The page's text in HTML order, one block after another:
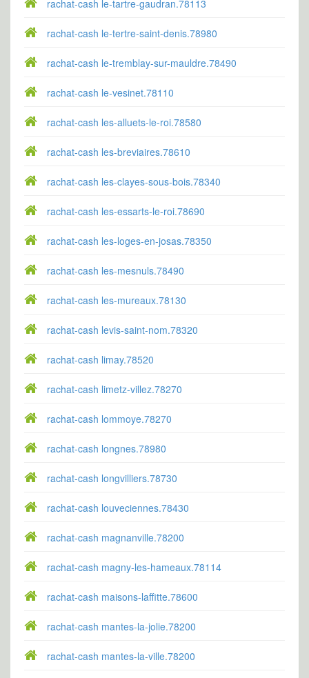
rachat-cash le-tartre-gaudran.78113
rachat-cash le-tertre-saint-denis.78980
rachat-cash le-tremblay-sur-mauldre.78490
rachat-cash le-vesinet.78110
rachat-cash les-alluets-le-roi.78580
rachat-cash les-breviaires.78610
rachat-cash les-clayes-sous-bois.78340
rachat-cash les-essarts-le-roi.78690
rachat-cash les-loges-en-josas.78350
rachat-cash les-mesnuls.78490
rachat-cash les-mureaux.78130
rachat-cash levis-saint-nom.78320
rachat-cash limay.78520
rachat-cash limetz-villez.78270
rachat-cash lommoye.78270
rachat-cash longnes.78980
rachat-cash longvilliers.78730
rachat-cash louveciennes.78430
rachat-cash magnanville.78200
rachat-cash magny-les-hameaux.78114
rachat-cash maisons-laffitte.78600
rachat-cash mantes-la-jolie.78200
rachat-cash mantes-la-ville.78200